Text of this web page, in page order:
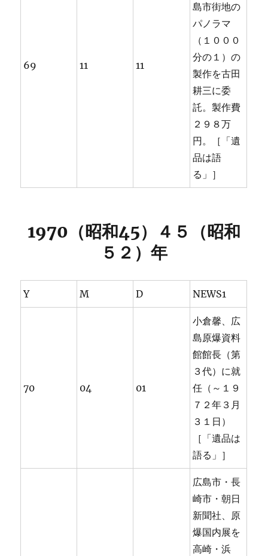
69 11 11
島市街地の
パノラマ
（１０００
分の１）の
製作を古田
耕三に委
託。製作費
２９８万
円。［「遺
品は語
る」］
1970（昭和45）４５（昭和
５２）年
Y M D NEWS1
70 04 01
小倉馨、広
島原爆資料
館館長（第
３代）に就
任（～１９
７２年３月
３１日）
［「遺品は
語る」］
広島市・長
崎市・朝日
新聞社、原
爆国内展を
高崎・浜